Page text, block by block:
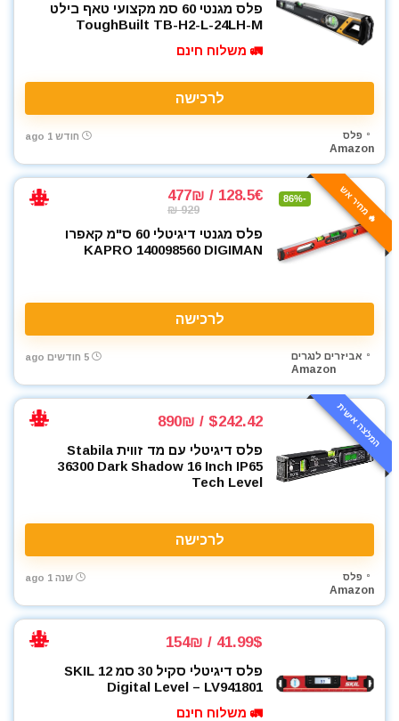
אקדח סיכות ידני
אקדח סיליקון חשמלי
אקדחי חום
אקדחי סיליקון ונקניקים
ארגז כלים מזווד
ארגזי כלים
בגדי עבודה
בוקסות הינע 1/2"
ביגוד והנעלה לעבודה
ביטים
ביטים, מקדחים ובוקסות
גוזם גדר חיה
גנרטורים ותחנות כח
דיבלים וברגים
חומרי הדבקה ואיטום
חרמש
כלי גינון
כלי מדידה
כלי שינוע ועגלות
כליבות וקלאמרות
פלס מגנטי 60 סמ מקצועי טאף בילט
ToughBuilt TB-H2-L-24LH-M
🚛 משלוח חינם
לרכישה
פלס
Amazon
חודש 1 ago
🔥 מחיר אש -86%
128.5€ / 477₪
929 ₪
פלס מגנטי דיגיטלי 60 ס"מ קאפרו
KAPRO 140098560 DIGIMAN
לרכישה
אביזרים לנגרים
Amazon
5 חודשים ago
המלצה אישית $242.42 / 890₪
פלס דיגיטלי עם מד זווית Stabila
36300 Dark Shadow 16 Inch IP65
Tech Level
לרכישה
פלס
Amazon
שנה 1 ago
41.99$ / 154₪
פלס דיגיטלי סקיל 30 סמ SKIL 12
Digital Level – LV941801
🚛 משלוח חינם